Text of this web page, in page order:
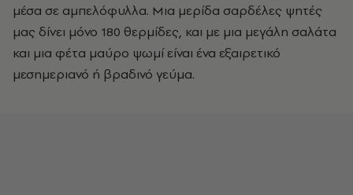
μέσα σε αμπελόφυλλα. Μια μερίδα σαρδέλες ψητές
μας δίνει μόνο 180 θερμίδες, και με μια μεγάλη σαλάτα
και μια φέτα μαύρο ψωμί είναι ένα εξαιρετικό
μεσημεριανό ή βραδινό γεύμα.